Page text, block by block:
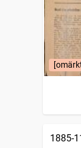
1885-